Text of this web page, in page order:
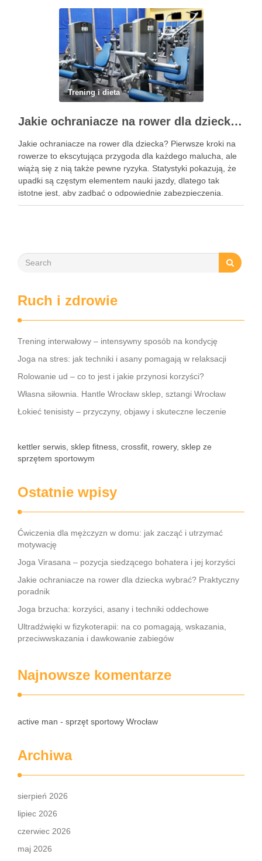
Trening i dieta
Jakie ochraniacze na rower dla dziecka wybrać? Praktyczny poradnik
Jakie ochraniacze na rower dla dziecka? Pierwsze kroki na
rowerze to ekscytująca przygoda dla każdego malucha, ale
wiążą się z nią także pewne ryzyka. Statystyki pokazują, że
upadki są częstym elementem nauki jazdy, dlatego tak
istotne jest, aby zadbać o odpowiednie zabezpieczenia.
Ochraniacze na rower dla dzieci stanowią kluczowy element
Ruch i zdrowie
Trening interwałowy – intensywny sposób na kondycję
Joga na stres: jak techniki i asany pomagają w relaksacji
Rolowanie ud – co to jest i jakie przynosi korzyści?
Własna siłownia. Hantle Wrocław sklep, sztangi Wrocław
Łokieć tenisisty – przyczyny, objawy i skuteczne leczenie
kettler serwis, sklep fitness, crossfit, rowery, sklep ze
sprzętem sportowym
Ostatnie wpisy
Ćwiczenia dla mężczyzn w domu: jak zacząć i utrzymać
motywację
Joga Virasana – pozycja siedzącego bohatera i jej korzyści
Jakie ochraniacze na rower dla dziecka wybrać? Praktyczny
poradnik
Joga brzucha: korzyści, asany i techniki oddechowe
Ultradźwięki w fizykoterapii: na co pomagają, wskazania,
przeciwwskazania i dawkowanie zabiegów
Najnowsze komentarze
active man - sprzęt sportowy Wrocław
Archiwa
sierpień 2026
lipiec 2026
czerwiec 2026
maj 2026